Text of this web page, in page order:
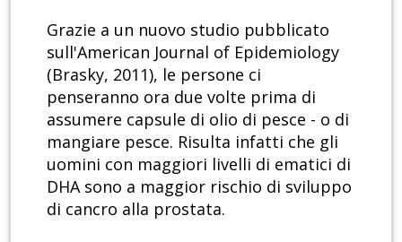
Grazie a un nuovo studio pubblicato
sull'American Journal of Epidemiology
(Brasky, 2011), le persone ci
penseranno ora due volte prima di
assumere capsule di olio di pesce - o di
mangiare pesce. Risulta infatti che gli
uomini con maggiori livelli di ematici di
DHA sono a maggior rischio di sviluppo
di cancro alla prostata.